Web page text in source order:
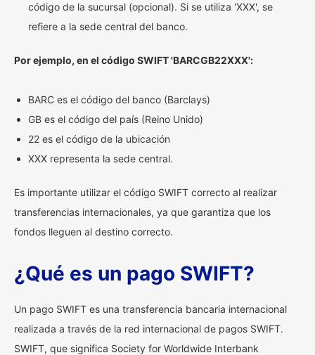
código de la sucursal (opcional). Si se utiliza 'XXX', se
refiere a la sede central del banco.
Por ejemplo, en el código SWIFT 'BARCGB22XXX':
BARC es el código del banco (Barclays)
GB es el código del país (Reino Unido)
22 es el código de la ubicación
XXX representa la sede central.
Es importante utilizar el código SWIFT correcto al realizar
transferencias internacionales, ya que garantiza que los
fondos lleguen al destino correcto.
¿Qué es un pago SWIFT?
Un pago SWIFT es una transferencia bancaria internacional
realizada a través de la red internacional de pagos SWIFT.
SWIFT, que significa Society for Worldwide Interbank